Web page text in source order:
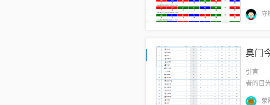
感兴趣
守
奥门
引言 奥门作为国际知名的旅游和娱乐城市，其彩票开奖自然也吸引了众多参与
者的目
为题，
荥